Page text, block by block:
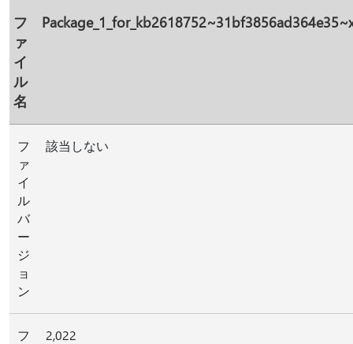
フ
ァ
イ
ル
名
フ
ァ
イ
ル
バ
ー
ジ
ョ
ン
該当しない
フ
2,022